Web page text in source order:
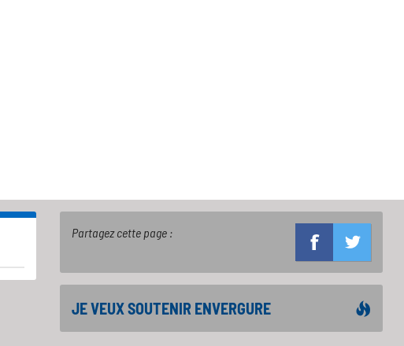
Partagez cette page :
JE VEUX SOUTENIR ENVERGURE